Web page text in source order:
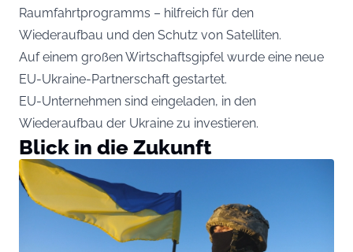
Raumfahrtprogramms – hilfreich für den
Wiederaufbau und den Schutz von Satelliten.
Auf einem großen Wirtschaftsgipfel wurde eine neue
EU-Ukraine-Partnerschaft gestartet.
EU-Unternehmen sind eingeladen, in den
Wiederaufbau der Ukraine zu investieren.
Blick in die Zukunft